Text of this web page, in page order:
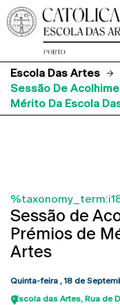
Escola Das Artes
Sessão De
Mérito Da Escola
Sessão de
Prémios de
Artes
Quinta-feira , 18 de
Escola das Artes Rua de